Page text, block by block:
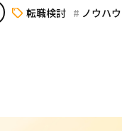
転職検討 ノウハウ